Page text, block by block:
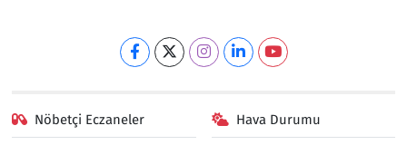
Nöbetçi Eczaneler Hava Durumu